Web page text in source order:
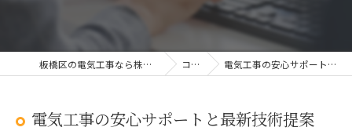
板橋区の電気工事なら株式会社ラプチャー コラム 電気工事の安心サポートと最新技術提案
電気工事の安心サポートと最新技術提案